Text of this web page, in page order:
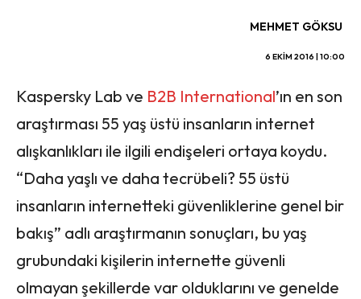
MEHMET GÖKSU
6 EKIM 2016 | 10:00
Kaspersky Lab ve B2B International’ın en son
araştırması 55 yaş üstü insanların internet
alışkanlıkları ile ilgili endişeleri ortaya koydu.
“Daha yaşlı ve daha tecrübeli? 55 üstü
insanların internetteki güvenliklerine genel bir
bakış” adlı araştırmanın sonuçları, bu yaş
grubundaki kişilerin internette güvenli
olmayan şekillerde var olduklarını ve genelde